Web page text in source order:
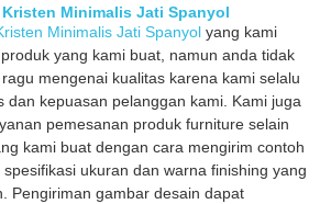
Minimalis Jati Spanyol
Minimalis Jati Spanyol yang kami
yang kami buat, namun anda tidak
mengenai kualitas karena kami selalu
dan kepuasan pelanggan kami. Kami juga
pemesanan produk furniture selain
kami buat dengan cara mengirim contoh
ukuran dan warna finishing yang
Pengiriman gambar desain dapat